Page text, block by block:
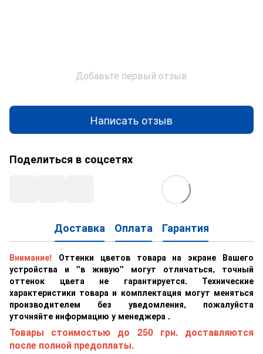
Добавьте первый отзыв
Написать отзыв
Поделиться в соцсетях
Доставка Оплата Гарантия
Внимание!
Оттенки цветов товара на экране Вашего
устройства и "в живую" могут отличаться, точный
оттенок цвета не гарантируется. Технические
характеристики товара и комплектация могут меняться
производителем без уведомления, пожалуйста
уточняйте информацию у менеджера .
Товары стоимостью до 250 грн. доставляются
после полной предоплаты.